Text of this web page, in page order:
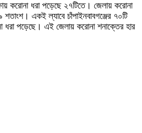
করোনা ধরা পড়েছে ২৭টিতে। জেলায় করোনা
একই ল্যাবে চাঁপাইনবাবগঞ্জের ৭০টি
ধরা পড়েছে। এই জেলায় করোনা শনাক্তের হার